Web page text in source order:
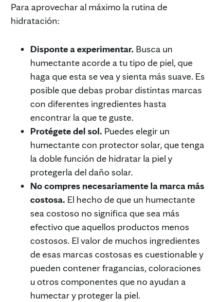
Para aprovechar al máximo la rutina de
hidratación:
Disponte a experimentar. Busca un
humectante acorde a tu tipo de piel, que
haga que esta se vea y sienta más suave. Es
posible que debas probar distintas marcas
con diferentes ingredientes hasta
encontrar la que te guste.
Protégete del sol. Puedes elegir un
humectante con protector solar, que tenga
la doble función de hidratar la piel y
protegerla del daño solar.
No compres necesariamente la marca más
costosa. El hecho de que un humectante
sea costoso no significa que sea más
efectivo que aquellos productos menos
costosos. El valor de muchos ingredientes
de esas marcas costosas es cuestionable y
pueden contener fragancias, coloraciones
u otros componentes que no ayudan a
humectar y proteger la piel.